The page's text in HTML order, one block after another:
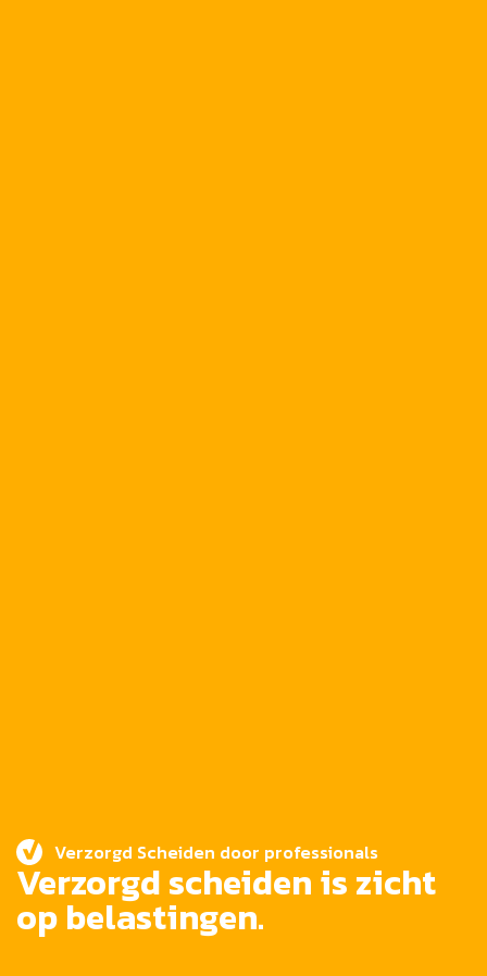
Verzorgd Scheiden door professionals
Verzorgd scheiden is zicht
op belastingen.